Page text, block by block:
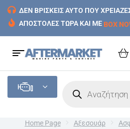
ΔΕΝ ΒΡΙΣΚΕΙΣ ΑΥΤΟ ΠΟΥ
ΑΠΟΣΤΟΛΕΣ ΤΩΡΑ ΚΑΙ ΜΕ BOX
Home Page Αξεσουάρ